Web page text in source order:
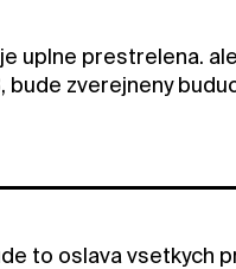
uplne prestrelena.
bude zverejneny
to oslava vsetkych